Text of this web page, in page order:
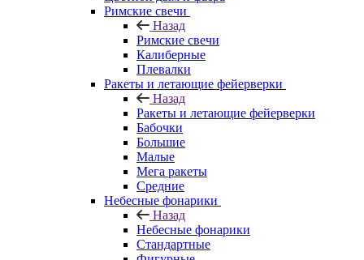
Римские свечи
Назад
Римские свечи
Калиберные
Плевалки
Ракеты и летающие фейерверки
Назад
Ракеты и летающие фейерверки
Бабочки
Большие
Малые
Мега ракеты
Средние
Небесные фонарики
Назад
Небесные фонарики
Стандартные